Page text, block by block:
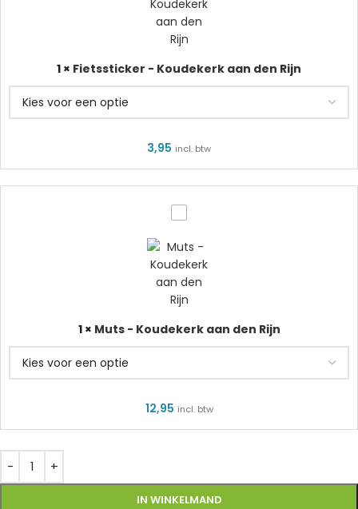
1 × Fietssticker - Koudekerk aan den Rijn
3,95 incl. btw
Rijn
1× Muts - Koudekerk aan den Rijn
12,95 incl. btw
IN WINKELMAND